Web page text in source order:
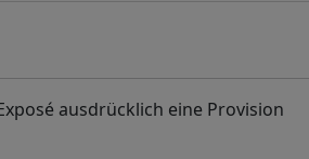
ausdrücklich eine Provision